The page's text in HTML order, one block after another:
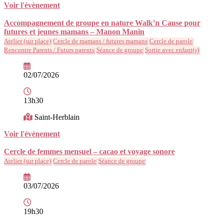
Voir l'évènement
Accompagnement de groupe en nature Walk’n Cause pour
futures et jeunes mamans – Manon Manin
Atelier (sur place) Cercle de mamans / futures mamans Cercle de parole
Rencontre Parents / Futurs parents Séance de groupe Sortie avec enfant(s)
02/07/2026
13h30
Saint-Herblain
Voir l'évènement
Cercle de femmes mensuel – cacao et voyage sonore
Atelier (sur place) Cercle de parole Séance de groupe
03/07/2026
19h30